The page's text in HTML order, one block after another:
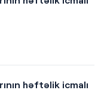
həftəlik icmalı